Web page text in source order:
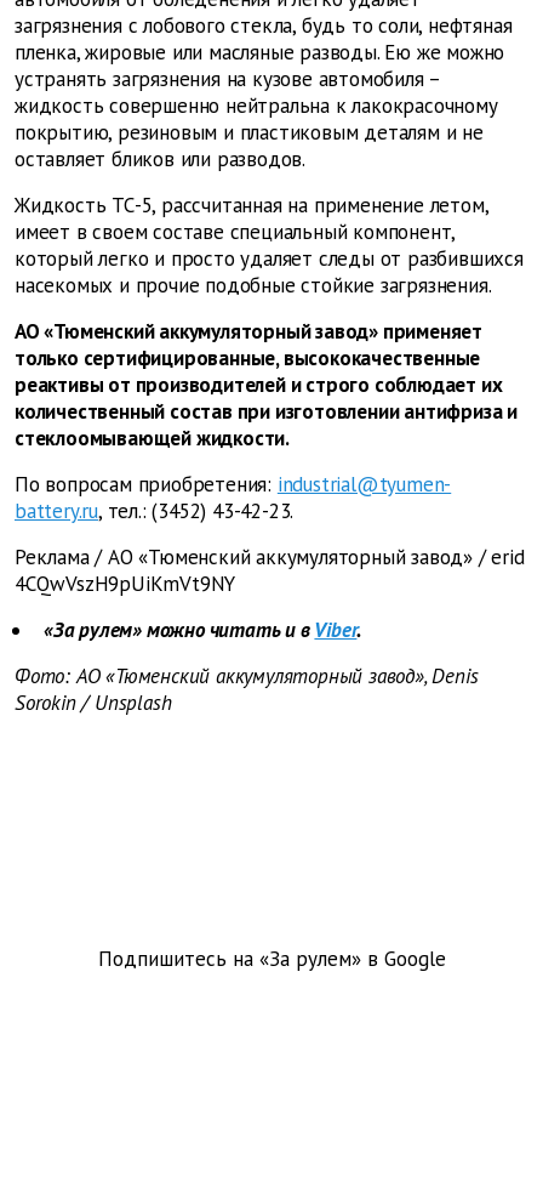
загрязнения с лобового стекла, будь то соли, нефтяная
пленка, жировые или масляные разводы. Ею же можно
устранять загрязнения на кузове автомобиля –
жидкость совершенно нейтральна к лакокрасочному
покрытию, резиновым и пластиковым деталям и не
оставляет бликов или разводов.
Жидкость ТС-5, рассчитанная на применение летом,
имеет в своем составе специальный компонент,
который легко и просто удаляет следы от разбившихся
насекомых и прочие подобные стойкие загрязнения.
АО «Тюменский аккумуляторный завод» применяет
только сертифицированные, высококачественные
реактивы от производителей и строго соблюдает их
количественный состав при изготовлении антифриза и
стеклоомывающей жидкости.
По вопросам приобретения: industrial@tyumen-
battery.ru, тел.: (3452) 43-42-23.
Реклама / АО «Тюменский аккумуляторный завод» / erid
4CQwVszH9pUiKmVt9NY
«За рулем» можно читать и вViber.
Фото: АО «Тюменский аккумуляторный завод», Denis
Sorokin / Unsplash
Подпишитесь на «За рулем» в Google